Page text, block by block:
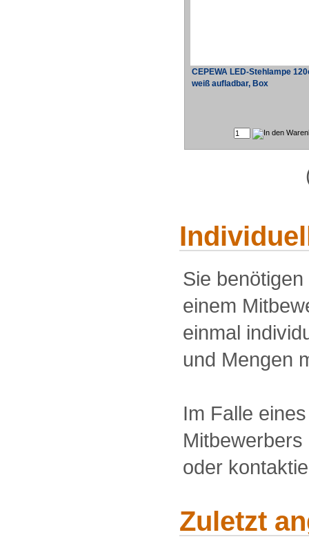
CEPEWA LED-Stehlampe
weiß aufladbar, Box
Sie
einem
einmal
und Mengen
Im Falle
oder
Zuletzt